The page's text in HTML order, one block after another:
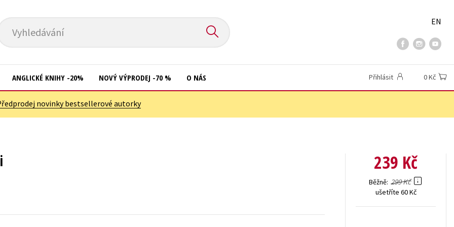
Vyhledávání
EN
ANGLICKÉ KNIHY -20% NOVÝ VÝPRODEJ -70 % O NÁS Přihlásit 0 Kč
novinky bestsellerové autorky
239 Kč
Běžně 299 Kč
ušetříte 60 Kč